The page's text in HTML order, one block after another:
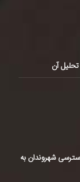
آن
شهروندان به